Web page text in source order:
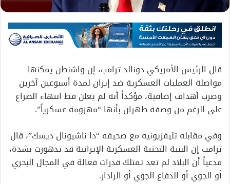
قال الرئيس الأمريكي دونالد ترامب، إن واشنطن يمكنها
مواصلة العمليات العسكرية ضد إيران لمدة أسبوعين آخرين
وضرب أهداف إضافية، مؤكداً أنه لم يعلن قط انتهاء الصراع
على الرغم من وصفه طهران بأنها “مهزومة عسكرياً”.
وفي مقابلة تليفزيونية مع صحيفة “ذا ناشيونال ديسك”، قال
ترامب إن البنية التحتية العسكرية الإيرانية قد تدهورت بشدة،
مدعياً أن البلاد لم تعد تمتلك قدرات فعالة في المجال البحري
أو الجوي أو الدفاع الجوي أو الرادار.